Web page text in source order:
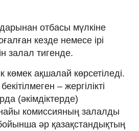
отбасы мүлкіне
кезде немесе ірі
залал тигенде.
көмек ақшалай көрсетіледі.
– жергілікті
(әкімдіктерде)
комиссияның залалды
әр қазақстандықтың